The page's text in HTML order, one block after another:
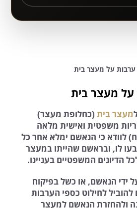
על מעצר בית
מעצר בית
מעצר בית (כחלופת מעצר)
משפטית ואישית מלאה
לוודא כי הנאשם ימלא אחר כל
לו, ובראשם שהייתו במעצר
הדיונים המשפטיים בעניינו.
ידי הנאשם, או כשל בפיקוח
לחילוט כספי הערבות
ולהחזרת הנאשם למעצר